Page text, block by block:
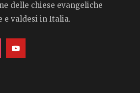
delle chiese evangeliche
e valdesi in Italia.